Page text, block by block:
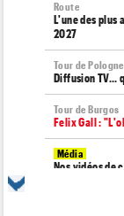
Route
L'une des plus
2027
Tour de Pologne
Diffusion TV...
Tour de Burgos
Felix Gall :
Média
Nos vidéos de